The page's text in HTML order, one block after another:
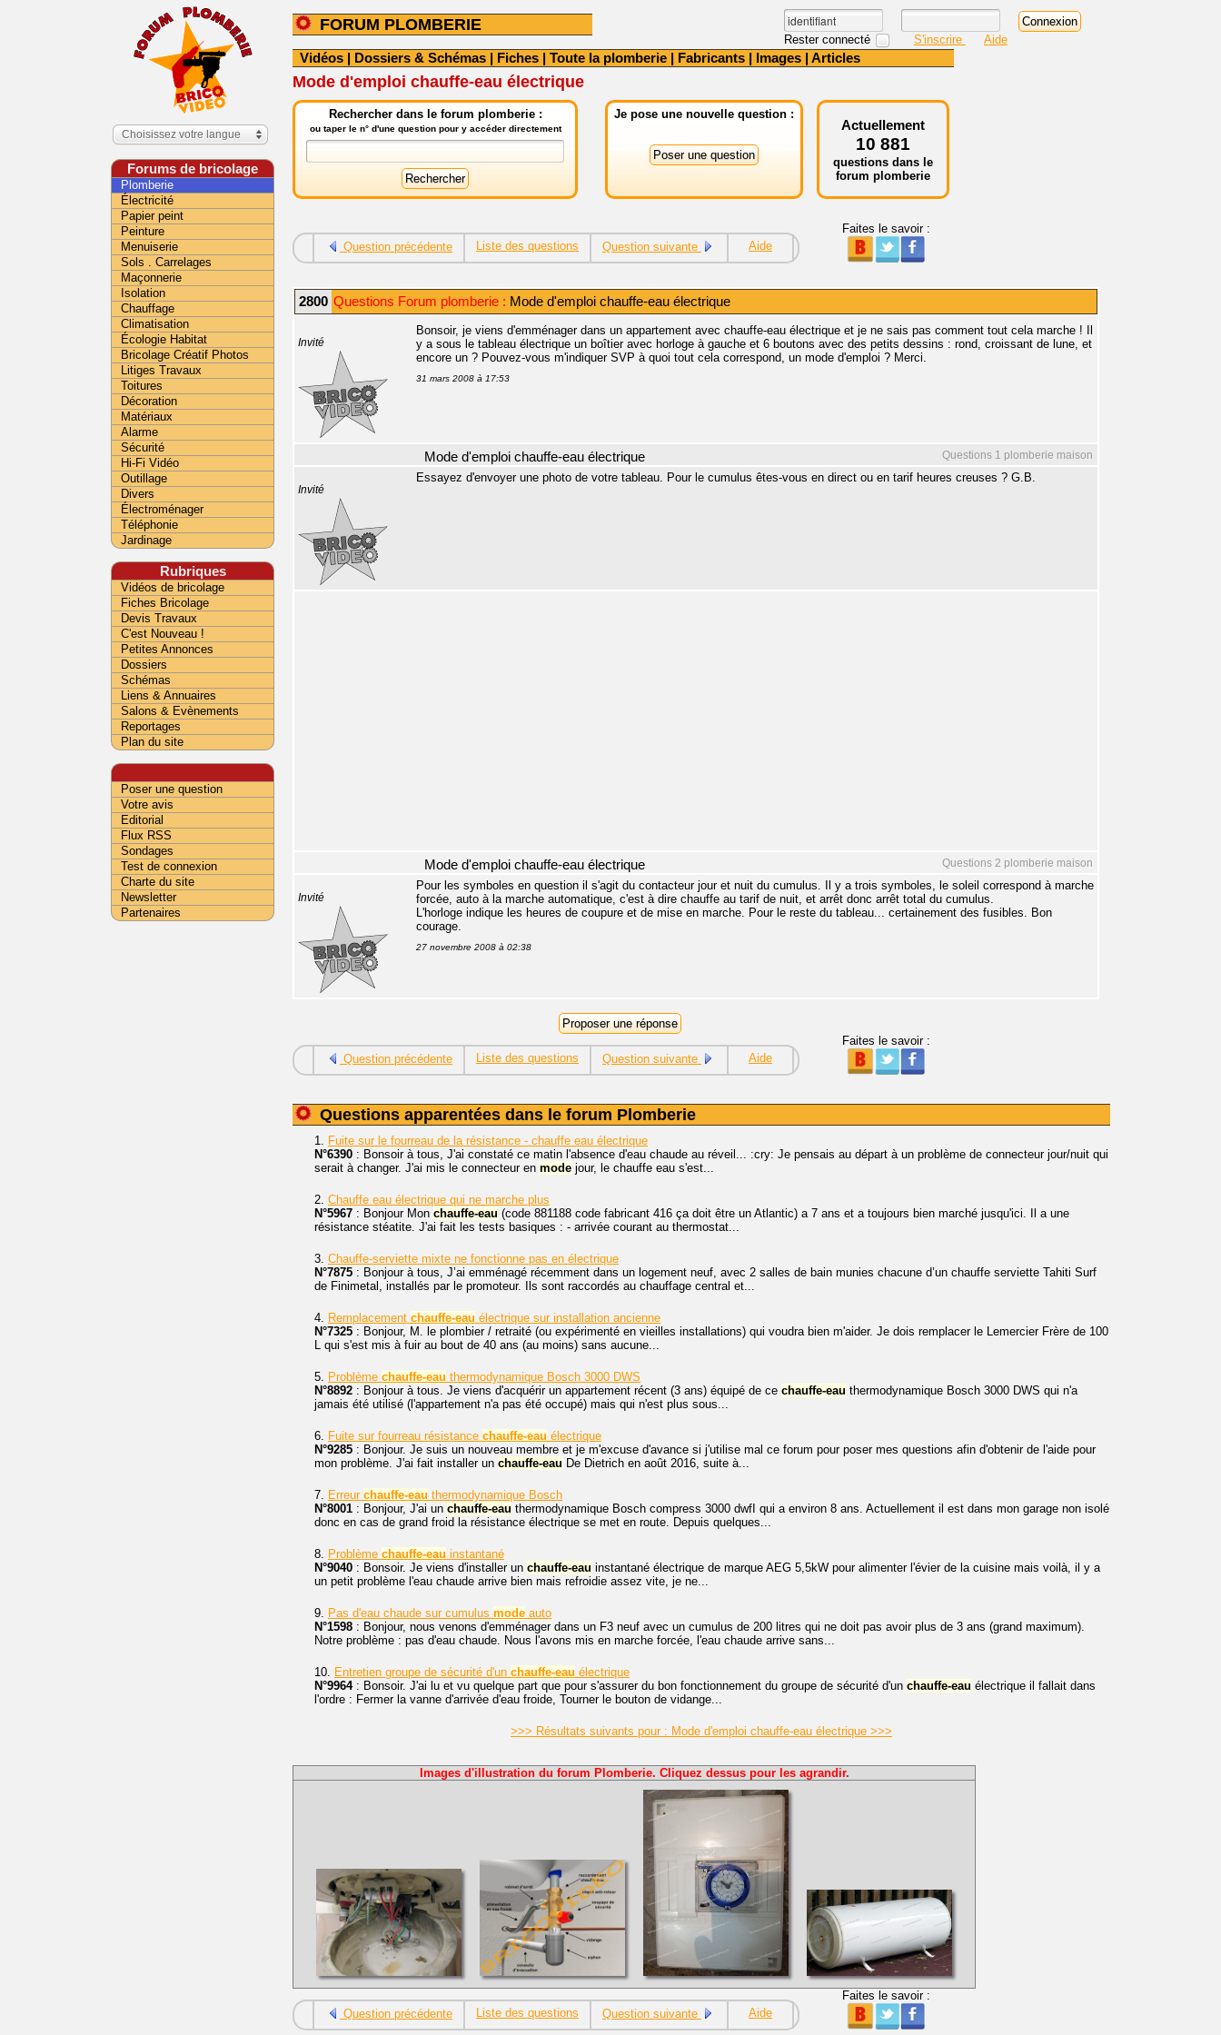
FORUM PLOMBERIE
Rester connecté S'inscrire Aide
Vidéos | Dossiers & Schémas | Fiches | Toute la plomberie | Fabricants | Images | Articles
Mode d'emploi chauffe-eau électrique
Rechercher dans le forum plomberie :
ou taper le n° d'une question pour y accéder directement
Je pose une nouvelle question :
Actuellement
10 881
questions dans le
forum plomberie
Question précédente Liste des questions Question suivante Aide
Faites le savoir :
2800 Questions Forum plomberie : Mode d'emploi chauffe-eau électrique
Invité
Bonsoir, je viens d'emménager dans un appartement avec chauffe-eau électrique et je ne sais pas comment tout cela marche ! Il
y a sous le tableau électrique un boîtier avec horloge à gauche et 6 boutons avec des petits dessins : rond, croissant de lune, et
encore un ? Pouvez-vous m'indiquer SVP à quoi tout cela correspond, un mode d'emploi ? Merci.
31 mars 2008 à 17:53
Questions 1 plomberie maison
Mode d'emploi chauffe-eau électrique
Invité
Essayez d'envoyer une photo de votre tableau. Pour le cumulus êtes-vous en direct ou en tarif heures creuses ? G.B.
Questions 2 plomberie maison
Mode d'emploi chauffe-eau électrique
Invité
Pour les symboles en question il s'agit du contacteur jour et nuit du cumulus. Il y a trois symboles, le soleil correspond à marche
forcée, auto à la marche automatique, c'est à dire chauffe au tarif de nuit, et arrêt donc arrêt total du cumulus.
L'horloge indique les heures de coupure et de mise en marche. Pour le reste du tableau... certainement des fusibles. Bon
courage.
27 novembre 2008 à 02:38
Question précédente Liste des questions Question suivante Aide
Faites le savoir :
Questions apparentées dans le forum Plomberie
1. Fuite sur le fourreau de la résistance - chauffe eau électrique
N°6390 : Bonsoir à tous, J'ai constaté ce matin l'absence d'eau chaude au réveil... :cry: Je pensais au départ à un problème de connecteur jour/nuit qui
serait à changer. J'ai mis le connecteur en mode jour, le chauffe eau s'est...
2. Chauffe eau électrique qui ne marche plus
N°5967 : Bonjour Mon chauffe-eau (code 881188 code fabricant 416 ça doit être un Atlantic) a 7 ans et a toujours bien marché jusqu'ici. Il a une
résistance stéatite. J'ai fait les tests basiques : - arrivée courant au thermostat...
3. Chauffe-serviette mixte ne fonctionne pas en électrique
N°7875 : Bonjour à tous, J’ai emménagé récemment dans un logement neuf, avec 2 salles de bain munies chacune d’un chauffe serviette Tahiti Surf
de Finimetal, installés par le promoteur. Ils sont raccordés au chauffage central et...
4. Remplacement chauffe-eau électrique sur installation ancienne
N°7325 : Bonjour, M. le plombier / retraité (ou expérimenté en vieilles installations) qui voudra bien m'aider. Je dois remplacer le Lemercier Frère de 100
L qui s'est mis à fuir au bout de 40 ans (au moins) sans aucune...
5. Problème chauffe-eau thermodynamique Bosch 3000 DWS
N°8892 : Bonjour à tous. Je viens d'acquérir un appartement récent (3 ans) équipé de ce chauffe-eau thermodynamique Bosch 3000 DWS qui n'a
jamais été utilisé (l'appartement n'a pas été occupé) mais qui n'est plus sous...
6. Fuite sur fourreau résistance chauffe-eau électrique
N°9285 : Bonjour. Je suis un nouveau membre et je m'excuse d'avance si j'utilise mal ce forum pour poser mes questions afin d'obtenir de l'aide pour
mon problème. J'ai fait installer un chauffe-eau De Dietrich en août 2016, suite à...
7. Erreur chauffe-eau thermodynamique Bosch
N°8001 : Bonjour, J'ai un chauffe-eau thermodynamique Bosch compress 3000 dwfI qui a environ 8 ans. Actuellement il est dans mon garage non isolé
donc en cas de grand froid la résistance électrique se met en route. Depuis quelques...
8. Problème chauffe-eau instantané
N°9040 : Bonsoir. Je viens d'installer un chauffe-eau instantané électrique de marque AEG 5,5kW pour alimenter l'évier de la cuisine mais voilà, il y a
un petit problème l'eau chaude arrive bien mais refroidie assez vite, je ne...
9. Pas d'eau chaude sur cumulus mode auto
N°1598 : Bonjour, nous venons d'emménager dans un F3 neuf avec un cumulus de 200 litres qui ne doit pas avoir plus de 3 ans (grand maximum).
Notre problème : pas d'eau chaude. Nous l'avons mis en marche forcée, l'eau chaude arrive sans...
10. Entretien groupe de sécurité d'un chauffe-eau électrique
N°9964: Bonsoir. J'ai lu et vu quelque part que pour s'assurer du bon fonctionnement du groupe de sécurité d'un chauffe-eau électrique il fallait dans
l'ordre : Fermer la vanne d'arrivée d'eau froide, Tourner le bouton de vidange...
>>> Résultats suivants pour : Mode d'emploi chauffe-eau électrique >>>
Images d'illustration du forum Plomberie. Cliquez dessus pour les agrandir.
Question précédente Liste des questions Question suivante Aide
Faites le savoir :
Choisissez votre langue
Forums de bricolage
Plomberie
Électricité
Papier peint
Peinture
Menuiserie
Sols . Carrelages
Maçonnerie
Isolation
Chauffage
Climatisation
Écologie Habitat
Bricolage Créatif Photos
Litiges Travaux
Toitures
Décoration
Matériaux
Alarme
Sécurité
Hi-Fi Vidéo
Outillage
Divers
Électroménager
Téléphonie
Jardinage
Rubriques
Vidéos de bricolage
Fiches Bricolage
Devis Travaux
C'est Nouveau !
Petites Annonces
Dossiers
Schémas
Liens & Annuaires
Salons & Evènements
Reportages
Plan du site
Poser une question
Votre avis
Editorial
Flux RSS
Sondages
Test de connexion
Charte du site
Newsletter
Partenaires